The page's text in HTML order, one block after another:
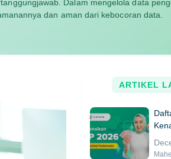
Dalam mengelola data
dan aman dari kebocoran data.
ARTIKEL
di